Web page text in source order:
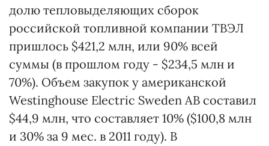
долю тепловыделяющих сборок
российской топливной компании ТВЭЛ
пришлось $421,2 млн, или 90% всей
суммы (в прошлом году - $234,5 млн и
70%). Объем закупок у американской
Westinghouse Electric Sweden AB составил
$44,9 млн, что составляет 10% ($100,8 млн
и 30% за 9 мес. в 2011 году). В